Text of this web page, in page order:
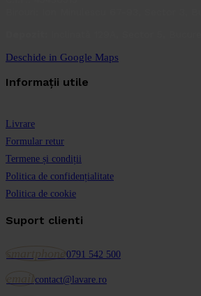
Deschide in Google Maps
Informații utile
Livrare
Formular retur
Termene și condiții
Politica de confidențialitate
Politica de cookie
Suport clienti
0791 542 500
contact@lavare.ro